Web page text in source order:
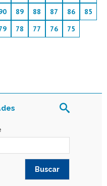
89 88 87 86
85
78 77 76 75